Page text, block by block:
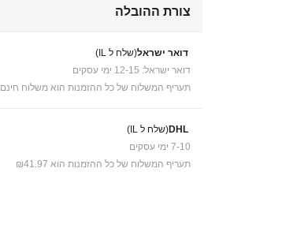
צורת ההובלה
דואר ישראל(שלח ל IL)
דואר ישראל: 12-15 ימי עסקים
תעריף המשלוח של כל ההזמנות הוא משלוח חינם
DHL(שלח ל IL)
7-10 ימי עסקים
תעריף המשלוח של כל ההזמנות הוא ₪41.97